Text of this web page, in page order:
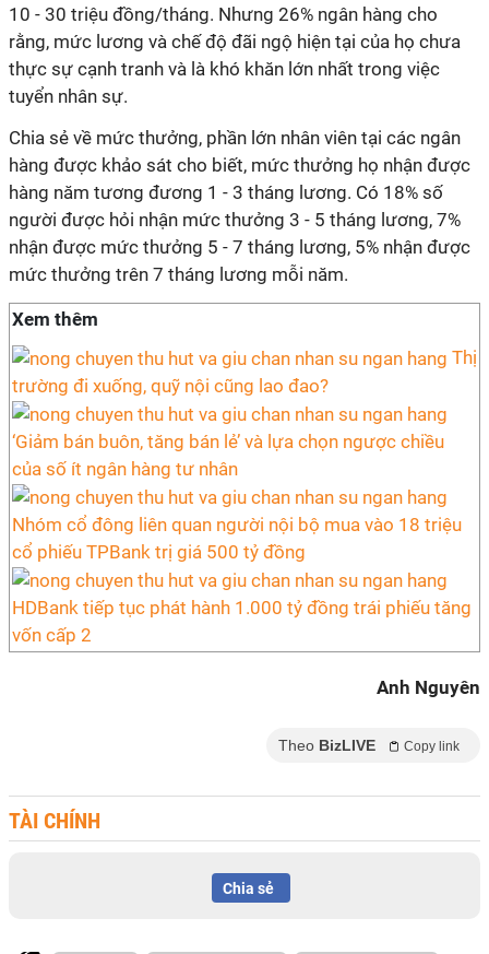
10 - 30 triệu đồng/tháng. Nhưng 26% ngân hàng cho
rằng, mức lương và chế độ đãi ngộ hiện tại của họ chưa
thực sự cạnh tranh và là khó khăn lớn nhất trong việc
tuyển nhân sự.
Chia sẻ về mức thưởng, phần lớn nhân viên tại các ngân
hàng được khảo sát cho biết, mức thưởng họ nhận được
hàng năm tương đương 1 - 3 tháng lương. Có 18% số
người được hỏi nhận mức thưởng 3 - 5 tháng lương, 7%
nhận được mức thưởng 5 - 7 tháng lương, 5% nhận được
mức thưởng trên 7 tháng lương mỗi năm.
Xem thêm
Thị
trường đi xuống, quỹ nội cũng lao đao?
‘Giảm bán buôn, tăng bán lẻ’ và lựa chọn ngược chiều
của số ít ngân hàng tư nhân
Nhóm cổ đông liên quan người nội bộ mua vào 18 triệu
cổ phiếu TPBank trị giá 500 tỷ đồng
HDBank tiếp tục phát hành 1.000 tỷ đồng trái phiếu tăng
vốn cấp 2
Anh Nguyên
Theo BizLIVE Copy link
TÀI CHÍNH
Chia sẻ